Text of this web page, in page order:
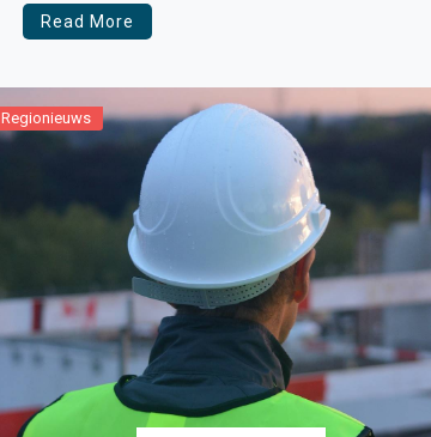
verschillende soorten, was dit vroeger wel
lang geleden, dat nog niemand […]
Read More
Regionieuws